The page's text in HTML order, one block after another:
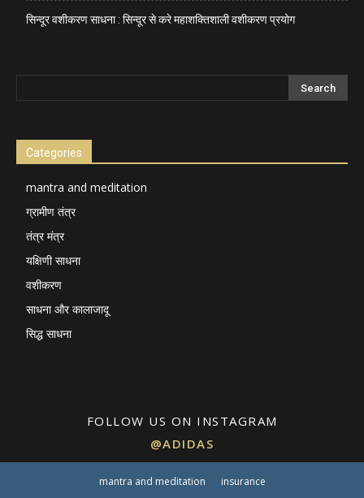
सिन्दूर वशीकरण साधना : सिन्दूर से करे महाशक्तिशाली वशीकरण प्रयोग
Categories
mantra and meditation
ग्रामीण तंत्र
तंत्र मंत्र
यक्षिणी साधना
वशीकरण
साधना और कालाजादू
सिद्ध साधना
FOLLOW US ON INSTAGRAM
@ADIDAS
mantra and meditation insurance